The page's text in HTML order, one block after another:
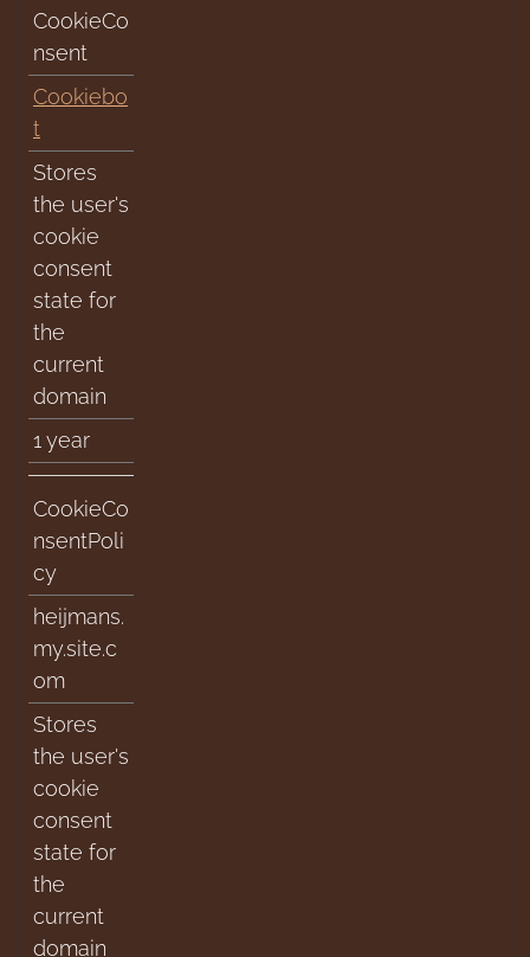
CookieCo
nsent
Cookiebo
t
Stores
the user's
cookie
consent
state for
the
current
domain
1 year
CookieCo
nsentPoli
cy
heijmans.
my.site.c
om
Stores
the user's
cookie
consent
state for
the
current
domain